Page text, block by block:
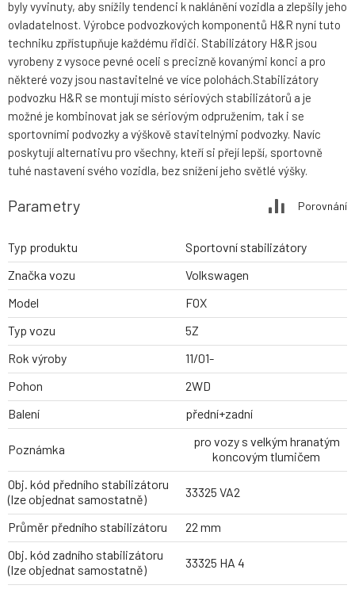
byly vyvinuty, aby snížily tendenci k naklánění vozidla a zlepšily jeho
ovladatelnost. Výrobce podvozkových komponentů H&R nyní tuto
techniku zpřístupňuje každému řidiči. Stabilizátory H&R jsou
vyrobeny z vysoce pevné oceli s precizně kovanými konci a pro
některé vozy jsou nastavitelné ve více polohách.Stabilizátory
podvozku H&R se montují místo sériových stabilizátorů a je
možné je kombinovat jak se sériovým odpružením, tak i se
sportovními podvozky a výškově stavitelnými podvozky. Navíc
poskytují alternativu pro všechny, kteří si přejí lepší, sportovně
tuhé nastavení svého vozidla, bez snížení jeho světlé výšky.
Parametry Porovnání
Typ produktu
Sportovní stabilizátory
Značka vozu
Volkswagen
Model
FOX
Typ vozu
5Z
Rok výroby
11/01-
Pohon
2WD
Balení
přední+zadní
Poznámka
pro vozy s velkým hranatým
koncovým tlumičem
Obj. kód předního stabilizátoru
(lze objednat samostatně)
33325 VA2
Průměr předního stabilizátoru
22 mm
Obj. kód zadního stabilizátoru
(lze objednat samostatně)
33325 HA 4